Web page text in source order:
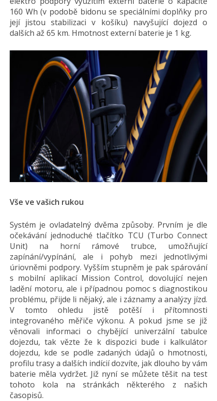
160 Wh (v podobě bidonu se speciálními doplňky pro
její jistou stabilizaci v košíku) navyšující dojezd o
dalších až 65 km. Hmotnost externí baterie je 1 kg.
Vše ve vašich rukou
Systém je ovladatelný dvěma způsoby. Prvním je dle
očekávání jednoduché tlačítko TCU (Turbo Connect
Unit) na horní rámové trubce, umožňující
zapínání/vypínání, ale i pohyb mezi jednotlivými
úriovněmi podpory. Vyšším stupněm je pak spárování
s mobilní aplikací Mission Control, dovolující nejen
ladění motoru, ale i případnou pomoc s diagnostikou
problému, přijde li nějaký, ale i záznamy a analýzy jízd.
V tomto ohledu jistě potěší i přítomnosti
integrovaného měřiče výkonu. A pokud jsme se již
věnovali informaci o chybějící univerzální tabulce
dojezdu, tak vězte že k dispozici bude i kalkulátor
dojezdu, kde se podle zadaných údajů o hmotnosti,
profilu trasy a dalších indícií dozvíte, jak dlouho by vám
baterie měla vydržet. Již nyní se můžete těšit na test
tohoto kola na stránkách některého z našich
časopisů.